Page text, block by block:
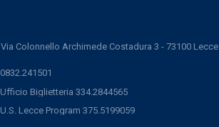
Via Colonnello Archimede Costadura 3 - 73100 Lecce
0832.241501
Ufficio Biglietteria 334.2844565
U.S. Lecce Program 375.5199059